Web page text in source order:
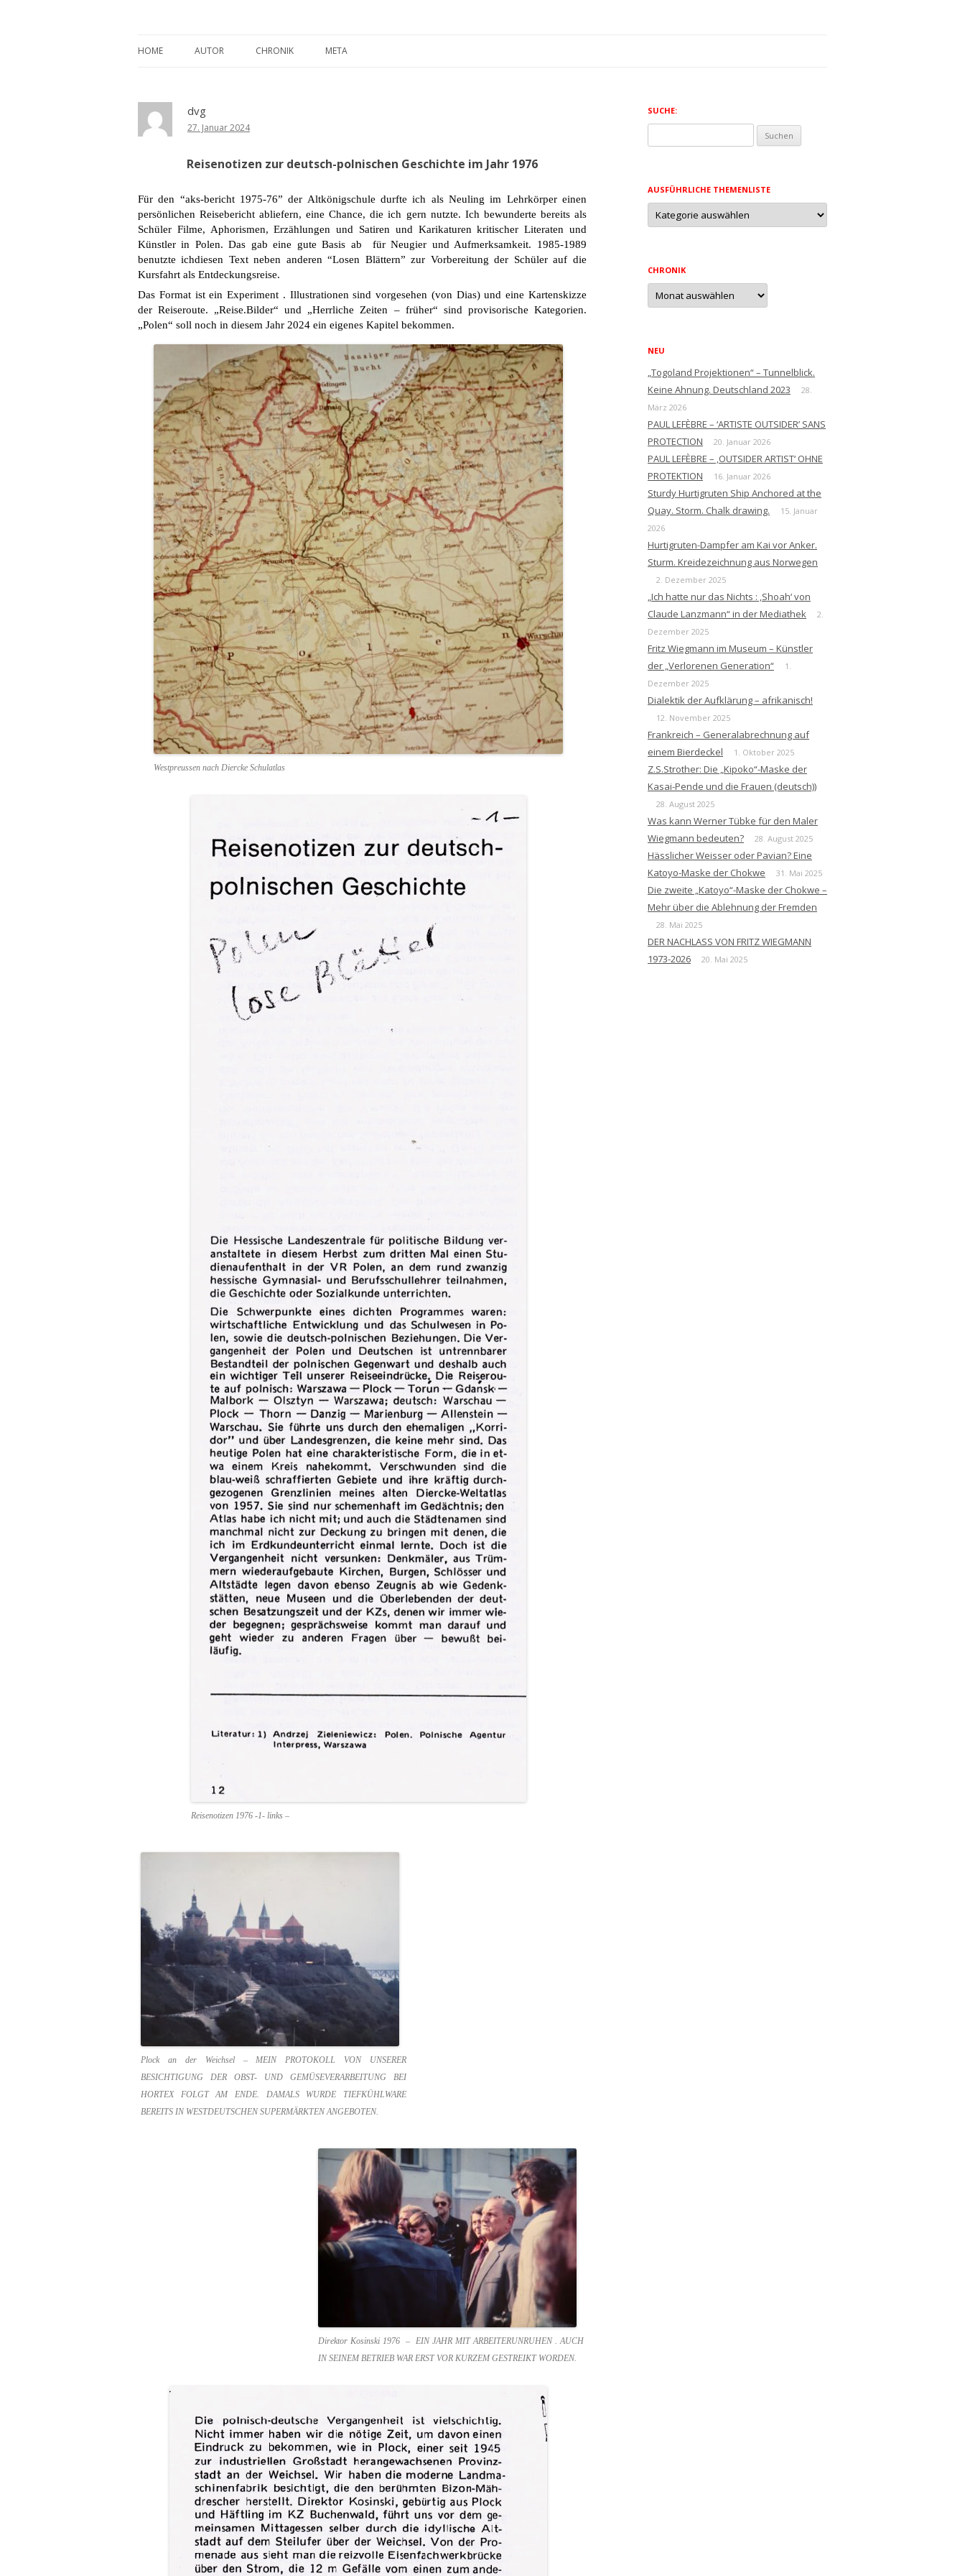
HOME AUTOR CHRONIK META
dvg
27. Januar 2024
Reisenotizen zur deutsch-polnischen Geschichte im Jahr 1976
Für den “aks-bericht 1975-76” der Altkönigschule durfte ich als Neuling im Lehrkörper einen
persönlichen Reisebericht abliefern, eine Chance, die ich gern nutzte. Ich bewunderte bereits als
Schüler Filme, Aphorismen, Erzählungen und Satiren und Karikaturen kritischer Literaten und
Künstler in Polen. Das gab eine gute Basis ab für Neugier und Aufmerksamkeit. 1985-1989
benutzte ichdiesen Text neben anderen “Losen Blättern” zur Vorbereitung der Schüler auf die
Kursfahrt als Entdeckungsreise.
Das Format ist ein Experiment . Illustrationen sind vorgesehen (von Dias) und eine Kartenskizze
der Reiseroute. „Reise.Bilder“ und „Herrliche Zeiten – früher“ sind provisorische Kategorien.
„Polen“ soll noch in diesem Jahr 2024 ein eigenes Kapitel bekommen.
Westpreussen nach Diercke Schulatlas
Reisenotizen 1976 -1- links –
Plock an der Weichsel – MEIN PROTOKOLL VON UNSERER
BESICHTIGUNG DER OBST- UND GEMÜSEVERARBEITUNG BEI
HORTEX FOLGT AM ENDE. DAMALS WURDE TIEFKÜHLWARE
BEREITS IN WESTDEUTSCHEN SUPERMÄRKTEN ANGEBOTEN.
Direktor Kosinski 1976 – EIN JAHR MIT ARBEITERUNRUHEN . AUCH
IN SEINEM BETRIEB WAR ERST VOR KURZEM GESTREIKT WORDEN.
SUCHE:
nach:
AUSFÜHRLICHE THEMENLISTE
Ausführliche
Themenliste
CHRONIK
Chronik
NEU
„Togoland Projektionen“ – Tunnelblick.
Keine Ahnung. Deutschland 2023
28.
März 2026
PAUL LEFÈBRE – ‘ARTISTE OUTSIDER’ SANS
PROTECTION
20. Januar 2026
PAUL LEFÈBRE – ‚OUTSIDER ARTIST‘ OHNE
PROTEKTION
16. Januar 2026
Sturdy Hurtigruten Ship Anchored at the
Quay. Storm. Chalk drawing.
15. Januar
2026
Hurtigruten-Dampfer am Kai vor Anker.
Sturm. Kreidezeichnung aus Norwegen
2. Dezember 2025
„Ich hatte nur das Nichts : ‚Shoah‘ von
Claude Lanzmann“ in der Mediathek
2.
Dezember 2025
Fritz Wiegmann im Museum – Künstler
der „Verlorenen Generation“
1.
Dezember 2025
Dialektik der Aufklärung – afrikanisch!
12. November 2025
Frankreich – Generalabrechnung auf
einem Bierdeckel
1. Oktober 2025
Z.S.Strother: Die „Kipoko“-Maske der
Kasai-Pende und die Frauen (deutsch))
28. August 2025
Was kann Werner Tübke für den Maler
Wiegmann bedeuten?
28. August 2025
Hässlicher Weisser oder Pavian? Eine
Katoyo-Maske der Chokwe
31. Mai 2025
Die zweite „Katoyo“-Maske der Chokwe –
Mehr über die Ablehnung der Fremden
28. Mai 2025
DER NACHLASS VON FRITZ WIEGMANN
1973-2026
20. Mai 2025